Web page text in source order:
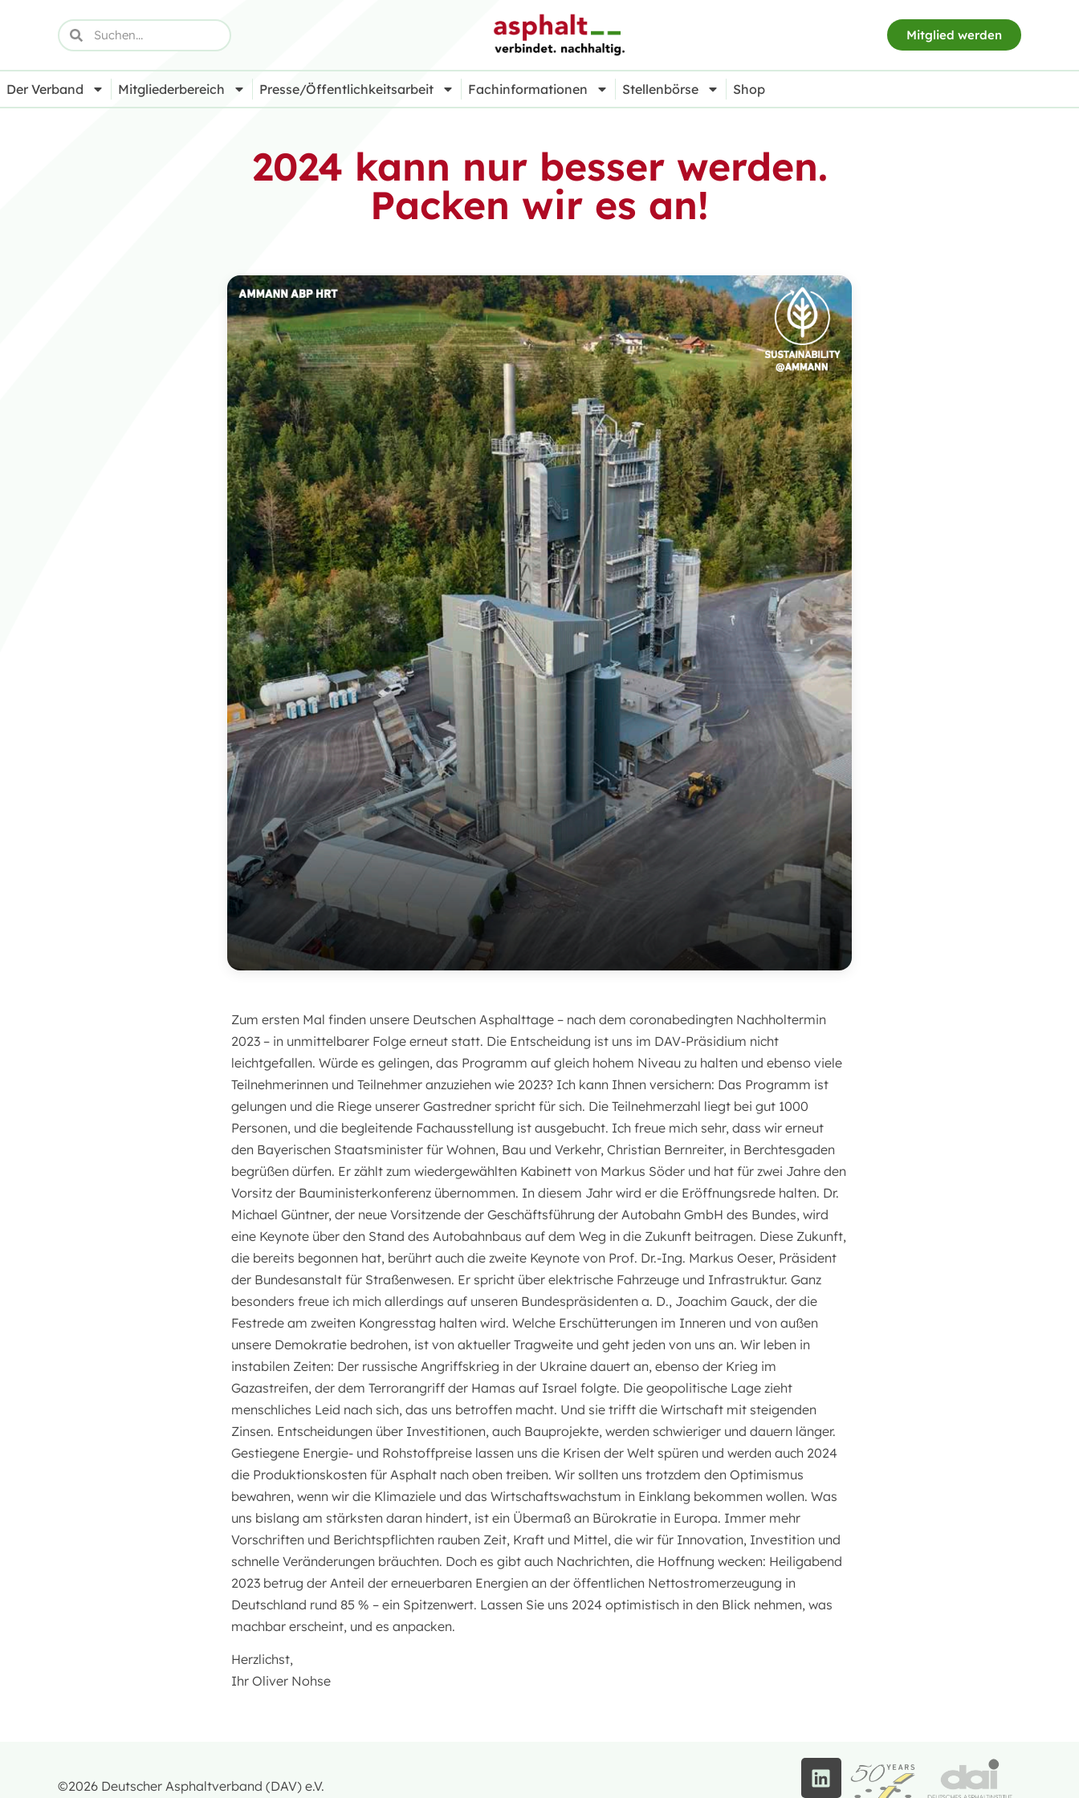
Mitglied werden
Der Verband Mitgliederbereich Presse/Öffentlichkeitsarbeit Fachinformationen Stellenbörse Shop
2024 kann nur besser werden.
Packen wir es an!
Zum ersten Mal finden unsere Deutschen Asphalttage – nach dem coronabedingten Nachholtermin
2023 – in unmittelbarer Folge erneut statt. Die Entscheidung ist uns im DAV-Präsidium nicht
leichtgefallen. Würde es gelingen, das Programm auf gleich hohem Niveau zu halten und ebenso viele
Teilnehmerinnen und Teilnehmer anzuziehen wie 2023? Ich kann Ihnen versichern: Das Programm ist
gelungen und die Riege unserer Gastredner spricht für sich. Die Teilnehmerzahl liegt bei gut 1000
Personen, und die begleitende Fachausstellung ist ausgebucht. Ich freue mich sehr, dass wir erneut
den Bayerischen Staatsminister für Wohnen, Bau und Verkehr, Christian Bernreiter, in Berchtesgaden
begrüßen dürfen. Er zählt zum wiedergewählten Kabinett von Markus Söder und hat für zwei Jahre den
Vorsitz der Bauministerkonferenz übernommen. In diesem Jahr wird er die Eröffnungsrede halten. Dr.
Michael Güntner, der neue Vorsitzende der Geschäftsführung der Autobahn GmbH des Bundes, wird
eine Keynote über den Stand des Autobahnbaus auf dem Weg in die Zukunft beitragen. Diese Zukunft,
die bereits begonnen hat, berührt auch die zweite Keynote von Prof. Dr.-Ing. Markus Oeser, Präsident
der Bundesanstalt für Straßenwesen. Er spricht über elektrische Fahrzeuge und Infrastruktur. Ganz
besonders freue ich mich allerdings auf unseren Bundespräsidenten a. D., Joachim Gauck, der die
Festrede am zweiten Kongresstag halten wird. Welche Erschütterungen im Inneren und von außen
unsere Demokratie bedrohen, ist von aktueller Tragweite und geht jeden von uns an. Wir leben in
instabilen Zeiten: Der russische Angriffskrieg in der Ukraine dauert an, ebenso der Krieg im
Gazastreifen, der dem Terrorangriff der Hamas auf Israel folgte. Die geopolitische Lage zieht
menschliches Leid nach sich, das uns betroffen macht. Und sie trifft die Wirtschaft mit steigenden
Zinsen. Entscheidungen über Investitionen, auch Bauprojekte, werden schwieriger und dauern länger.
Gestiegene Energie- und Rohstoffpreise lassen uns die Krisen der Welt spüren und werden auch 2024
die Produktionskosten für Asphalt nach oben treiben. Wir sollten uns trotzdem den Optimismus
bewahren, wenn wir die Klimaziele und das Wirtschaftswachstum in Einklang bekommen wollen. Was
uns bislang am stärksten daran hindert, ist ein Übermaß an Bürokratie in Europa. Immer mehr
Vorschriften und Berichtspflichten rauben Zeit, Kraft und Mittel, die wir für Innovation, Investition und
schnelle Veränderungen bräuchten. Doch es gibt auch Nachrichten, die Hoffnung wecken: Heiligabend
2023 betrug der Anteil der erneuerbaren Energien an der öffentlichen Nettostromerzeugung in
Deutschland rund 85 % – ein Spitzenwert. Lassen Sie uns 2024 optimistisch in den Blick nehmen, was
machbar erscheint, und es anpacken.
Herzlichst,
Ihr Oliver Nohse
©2026 Deutscher Asphaltverband (DAV) e.V.